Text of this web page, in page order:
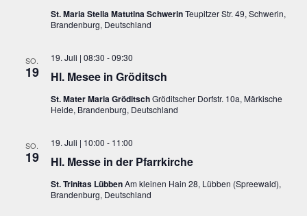
St. Maria Stella Matutina SchwerinTeupitzer Str. 49, Schwerin,
Brandenburg, Deutschland
SO.
19 Hl. Mesee in Gröditsch
19. Juli | 08:30 -09:30
St. Mater Maria GröditschGröditscher Dorfstr. 10a, Märkische
Heide, Brandenburg, Deutschland
SO.
19 Hl. Messe in der Pfarrkirche
19. Juli | 10:00 - 11:00
St. Trinitas LübbenAm kleinen Hain 28, Lübben (Spreewald),
Brandenburg, Deutschland